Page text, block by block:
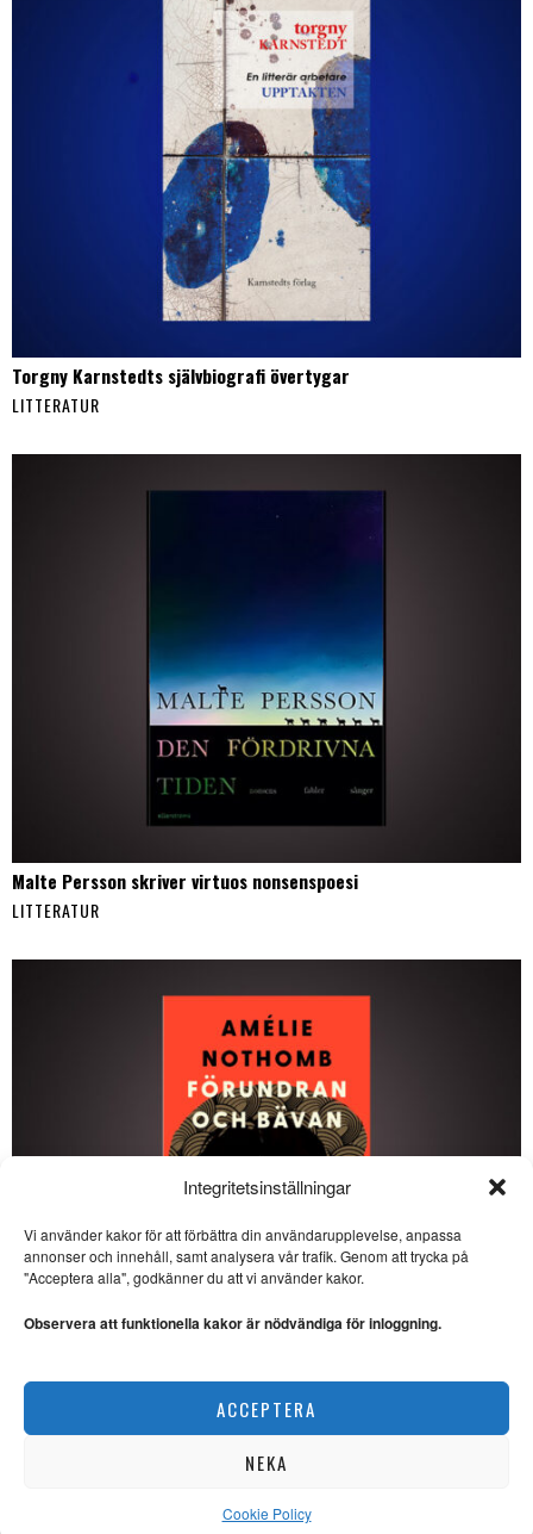
Integritetsinställningar
Vi använder kakor för att förbättra din användarupplevelse, anpassa
annonser och innehåll, samt analysera vår trafik. Genom att trycka på
"Acceptera alla", godkänner du att vi använder kakor.
Observera att funktionella kakor är nödvändiga för inloggning.
ACCEPTERA
NEKA
Cookie Policy
Torgny Karnstedts självbiografi övertygar
LITTERATUR
Malte Persson skriver virtuos nonsenspoesi
LITTERATUR
Amélie Nothomb skildrar kulturkrockar i Japan
SE ÄVEN
galant om maktstrukturer
ROMAN. Thomas Almqvist har